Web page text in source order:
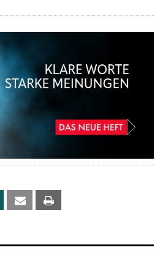
Xing Email